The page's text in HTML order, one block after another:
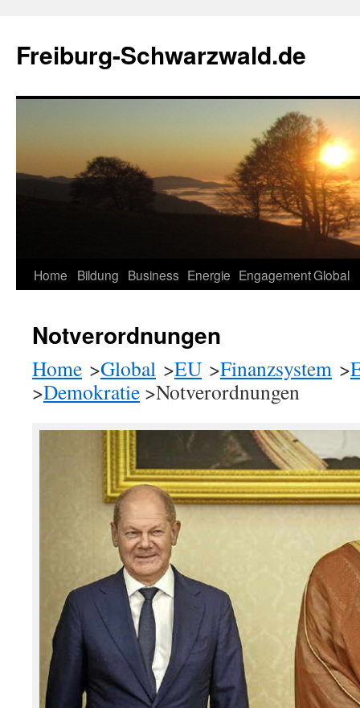
springen
Freiburg-Schwarzwald.de
Home Bildung Business Energie EngagementGlobal
Notverordnungen
Home >Global >EU >Finanzsystem >
>Demokratie >Notverordnungen